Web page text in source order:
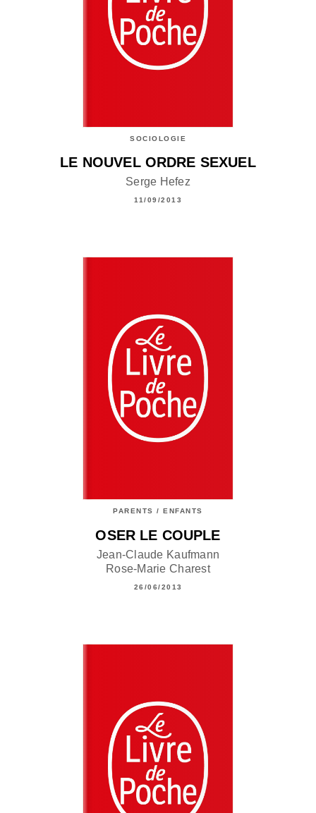
SOCIOLOGIE
LE NOUVEL ORDRE SEXUEL
Serge Hefez
11/09/2013
PARENTS / ENFANTS
OSER LE COUPLE
Jean-Claude Kaufmann
Rose-Marie Charest
26/06/2013